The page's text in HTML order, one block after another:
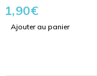
1,90€
Ajouter au panier